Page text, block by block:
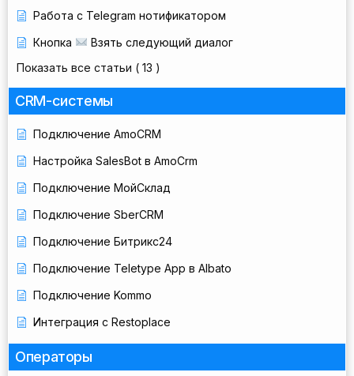
Работа с Telegram нотификатором
Кнопка
Взять следующий диалог
Показать все статьи ( 13 )
CRM-системы
Подключение AmoCRM
Настройка SalesBot в AmoCrm
Подключение МойСклад
Подключение SberCRM
Подключение Битрикс24
Подключение Teletype App в Albato
Подключение Kommo
Интеграция с Restoplace
Операторы